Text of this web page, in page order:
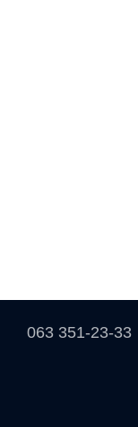
063 351-23-33